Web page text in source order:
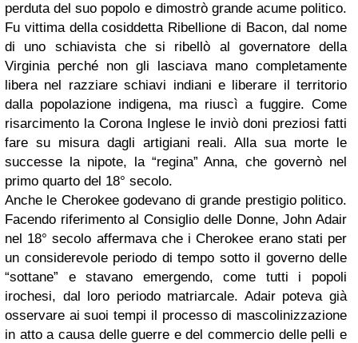
perduta del suo popolo e dimostrò grande acume politico.
Fu vittima della cosiddetta Ribellione di Bacon, dal nome
di uno schiavista che si ribellò al governatore della
Virginia perché non gli lasciava mano completamente
libera nel razziare schiavi indiani e liberare il territorio
dalla popolazione indigena, ma riuscì a fuggire. Come
risarcimento la Corona Inglese le inviò doni preziosi fatti
fare su misura dagli artigiani reali. Alla sua morte le
successe la nipote, la “regina” Anna, che governò nel
primo quarto del 18° secolo.
Anche le Cherokee godevano di grande prestigio politico.
Facendo riferimento al Consiglio delle Donne, John Adair
nel 18° secolo affermava che i Cherokee erano stati per
un considerevole periodo di tempo sotto il governo delle
“sottane” e stavano emergendo, come tutti i popoli
irochesi, dal loro periodo matriarcale. Adair poteva già
osservare ai suoi tempi il processo di mascolinizzazione
in atto a causa delle guerre e del commercio delle pelli e